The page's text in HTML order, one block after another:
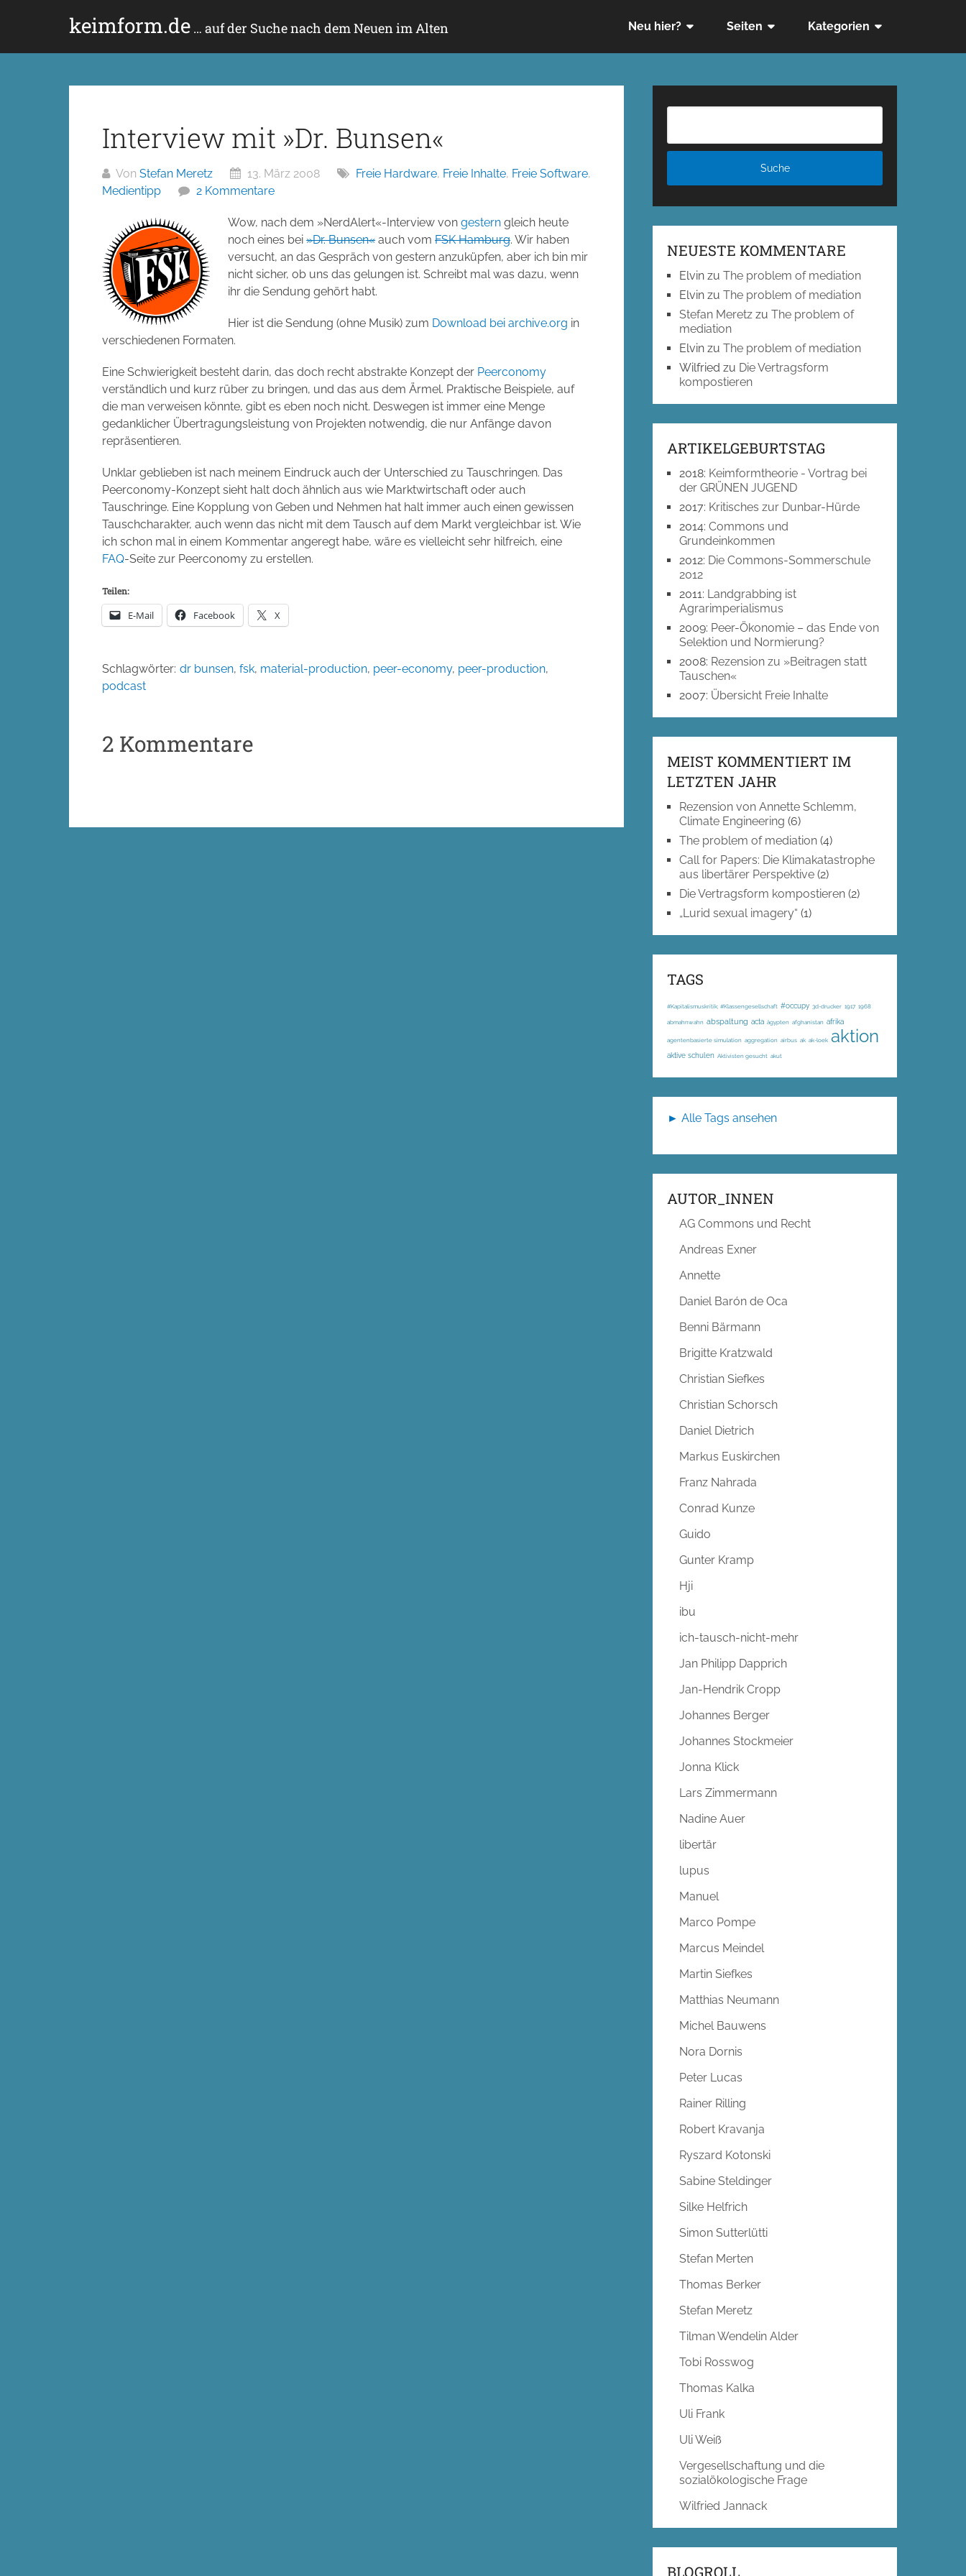
keimform.de … auf der Suche nach dem Neuen im Alten Neu hier? Seiten Kategorien
Interview mit »Dr. Bunsen«
Von Stefan Meretz 13. März 2008 Freie Hardware, Freie Inhalte, Freie Software,
Medientipp
2 Kommentare
Wow, nach dem »NerdAlert«-Interview vongestern gleich heute
noch eines bei»Dr. Bunsen«auch vomFSK Hamburg. Wir haben
versucht, an das Gespräch von gestern anzuküpfen, aber ich bin mir
nicht sicher, ob uns das gelungen ist. Schreibt mal was dazu, wenn
ihr die Sendung gehört habt.
Hier ist die Sendung (ohne Musik) zum Download bei archive.org in
verschiedenen Formaten.
Eine Schwierigkeit besteht darin, das doch recht abstrakte Konzept der Peerconomy
verständlich und kurz rüber zu bringen, und das aus dem Ärmel. Praktische Beispiele, auf
die man verweisen könnte, gibt es eben noch nicht. Deswegen ist immer eine Menge
gedanklicher Übertragungsleistung von Projekten notwendig, die nur Anfänge davon
repräsentieren.
Unklar geblieben ist nach meinem Eindruck auch der Unterschied zu Tauschringen. Das
Peerconomy-Konzept sieht halt doch ähnlich aus wie Marktwirtschaft oder auch
Tauschringe. Eine Kopplung von Geben und Nehmen hat halt immer auch einen gewissen
Tauschcharakter, auch wenn das nicht mit dem Tausch auf dem Markt vergleichbar ist. Wie
ich schon mal in einem Kommentar angeregt habe, wäre es vielleicht sehr hilfreich, eine
FAQ-Seite zur Peerconomy zu erstellen.
Teilen:
E-Mail Facebook X
Schlagwörter: dr bunsen, fsk, material-production, peer-economy, peer-production,
podcast
2 Kommentare
NEUESTE KOMMENTARE
Elvin zuThe problem of mediation
Elvin zuThe problem of mediation
Stefan Meretz zuThe problem of
mediation
Elvin zuThe problem of mediation
Wilfried zu Die Vertragsform
kompostieren
ARTIKELGEBURTSTAG
2018: Keimformtheorie - Vortrag bei
der GRÜNEN JUGEND
2017: Kritisches zur Dunbar-Hürde
2014:Commons und
Grundeinkommen
2012: Die Commons-Sommerschule
2012
2011: Landgrabbing ist
Agrarimperialismus
2009: Peer-Ökonomie – das Ende von
Selektion und Normierung?
2008: Rezension zu »Beitragen statt
Tauschen«
2007: Übersicht Freie Inhalte
MEIST KOMMENTIERT IM
LETZTEN JAHR
Rezension von Annette Schlemm,
Climate Engineering (6)
The problem of mediation (4)
Call for Papers: Die Klimakatastrophe
aus libertärer Perspektive (2)
Die Vertragsform kompostieren (2)
„Lurid sexual imagery“ (1)
TAGS
#Kapitalismuskritik; #Klassengesellschaft #occupy 3d-drucker 1917 1968
abmahnwahn abspaltung acta ägypten afghanistan afrika
agentenbasierte simulation aggregation airbus ak ak-loek aktion
aktive schulen Aktivisten gesucht akut
► Alle Tags ansehen
AUTOR_INNEN
AG Commons und Recht
Andreas Exner
Annette
Daniel Barón de Oca
Benni Bärmann
Brigitte Kratzwald
Christian Siefkes
Christian Schorsch
Daniel Dietrich
Markus Euskirchen
Franz Nahrada
Conrad Kunze
Guido
Gunter Kramp
Hji
ibu
ich-tausch-nicht-mehr
Jan Philipp Dapprich
Jan-Hendrik Cropp
Johannes Berger
Johannes Stockmeier
Jonna Klick
Lars Zimmermann
Nadine Auer
libertär
lupus
Manuel
Marco Pompe
Marcus Meindel
Martin Siefkes
Matthias Neumann
Michel Bauwens
Nora Dornis
Peter Lucas
Rainer Rilling
Robert Kravanja
Ryszard Kotonski
Sabine Steldinger
Silke Helfrich
Simon Sutterlütti
Stefan Merten
Thomas Berker
Stefan Meretz
Tilman Wendelin Alder
Tobi Rosswog
Thomas Kalka
Uli Frank
Uli Weiß
Vergesellschaftung und die
sozialökologische Frage
Wilfried Jannack
BLOGROLL